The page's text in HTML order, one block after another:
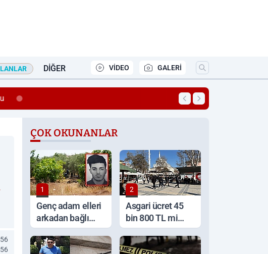
DIĞER VİDEO GALERİ
17:11 Elazığ’da 4,9
ÇOK OKUNANLAR
1
Genç adam elleri
arkadan bağlı
halde ölü bulundu
2
Asgari ücret 45
bin 800 TL mi
olacak?